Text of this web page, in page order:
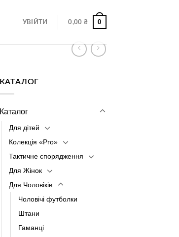
УВІЙТИ 0,00 ₴ 0
КАТАЛОГ
Каталог
Для дітей
Колекція «Pro»
Тактичне спорядження
Для Жінок
Для Чоловіків
Чоловічі футболки
Штани
Гаманці